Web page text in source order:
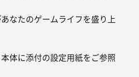
なたのゲームライフを盛り上
体に添付の設定用紙をご参照